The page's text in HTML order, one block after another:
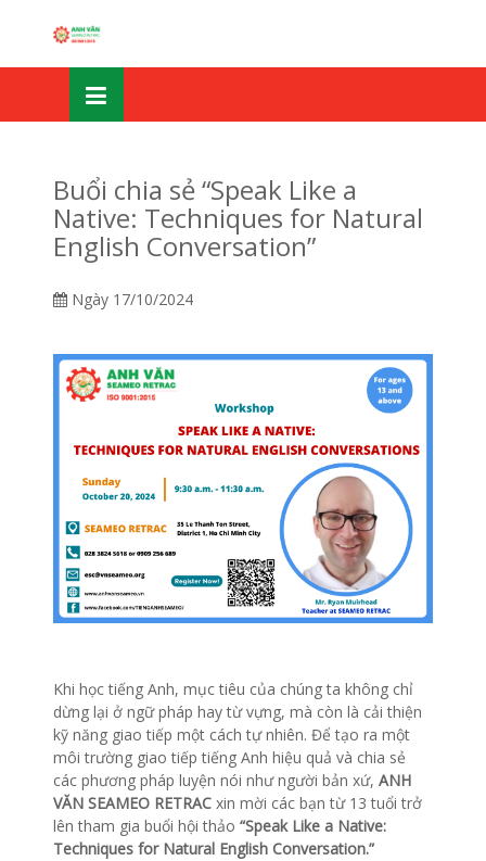
Buổi chia sẻ “Speak Like a
Native: Techniques for Natural
English Conversation”
Ngày 17/10/2024
Khi học tiếng Anh, mục tiêu của chúng ta không chỉ
dừng lại ở ngữ pháp hay từ vựng, mà còn là cải thiện
kỹ năng giao tiếp một cách tự nhiên. Để tạo ra một
môi trường giao tiếp tiếng Anh hiệu quả và chia sẻ
các phương pháp luyện nói như người bản xứ, ANH
VĂN SEAMEO RETRACxin mời các bạn từ 13 tuổi trở
lên tham gia buổi hội thảo “Speak Like a Native:
Techniques for Natural English Conversation.”